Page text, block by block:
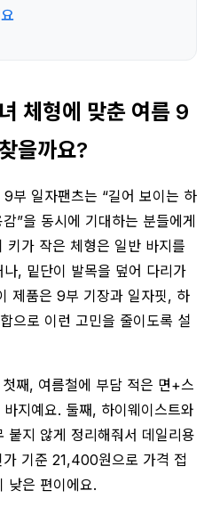
체형에 맞춘 여름 9
을까요?
부 일자팬츠는 “길어 보이는 하
”을 동시에 기대하는 분들에게
키가 작은 체형은 일반 바지를
, 밑단이 발목을 덮어 다리가
제품은 9부 기장과 일자핏, 하
으로 이런 고민을 줄이도록 설
째, 여름철에 부담 적은 면+스
지예요. 둘째, 하이웨이스트와
붙지 않게 정리해줘서 데일리용
기준 21,400원으로 가격 접
낮은 편이에요.